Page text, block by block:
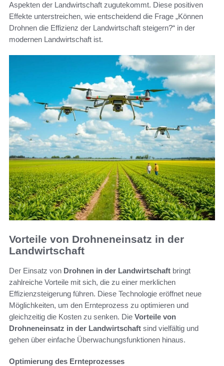
Aspekten der Landwirtschaft zugutekommt. Diese positiven
Effekte unterstreichen, wie entscheidend die Frage „Können
Drohnen die Effizienz der Landwirtschaft steigern?“ in der
modernen Landwirtschaft ist.
Vorteile von Drohneneinsatz in der
Landwirtschaft
Der Einsatz von Drohnen in der Landwirtschaft bringt
zahlreiche Vorteile mit sich, die zu einer merklichen
Effizienzsteigerung führen. Diese Technologie eröffnet neue
Möglichkeiten, um den Ernteprozess zu optimieren und
gleichzeitig die Kosten zu senken. Die Vorteile von
Drohneneinsatz in der Landwirtschaft sind vielfältig und
gehen über einfache Überwachungsfunktionen hinaus.
Optimierung des Ernteprozesses